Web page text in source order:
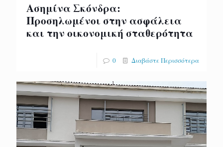
Ασημίνα Σκόνδρα:
Προσηλωμένοι στην ασφάλεια
και την οικονομική σταθερότητα
0 Διαβάστε Περισσότερα